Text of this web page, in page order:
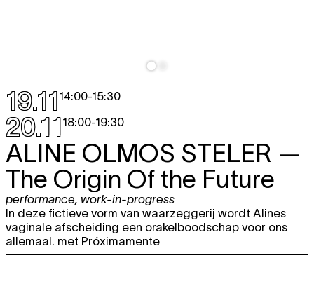
19.1114:00-15:30
20.1118:00-19:30
ALINE OLMOS STELER —
The Origin Of the Future
performance, work-in-progress
In deze fictieve vorm van waarzeggerij wordt Alines
vaginale afscheiding een orakelboodschap voor ons
allemaal. met Próximamente